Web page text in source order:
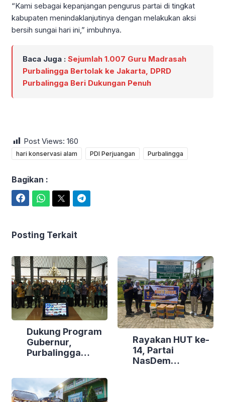
“Kami sebagai kepanjangan pengurus partai di tingkat
kabupaten menindaklanjutinya dengan melakukan aksi
bersih sungai hari ini,” imbuhnya.
Baca Juga : Sejumlah 1.007 Guru Madrasah
Purbalingga Bertolak ke Jakarta, DPRD
Purbalingga Beri Dukungan Penuh
Post Views: 160
hari konservasi alam PDI Perjuangan Purbalingga
Bagikan :
Posting Terkait
Dukung Program
Gubernur,
Purbalingga
Kecamatan
Berdaya
Rayakan HUT ke-
14, Partai
NasDem